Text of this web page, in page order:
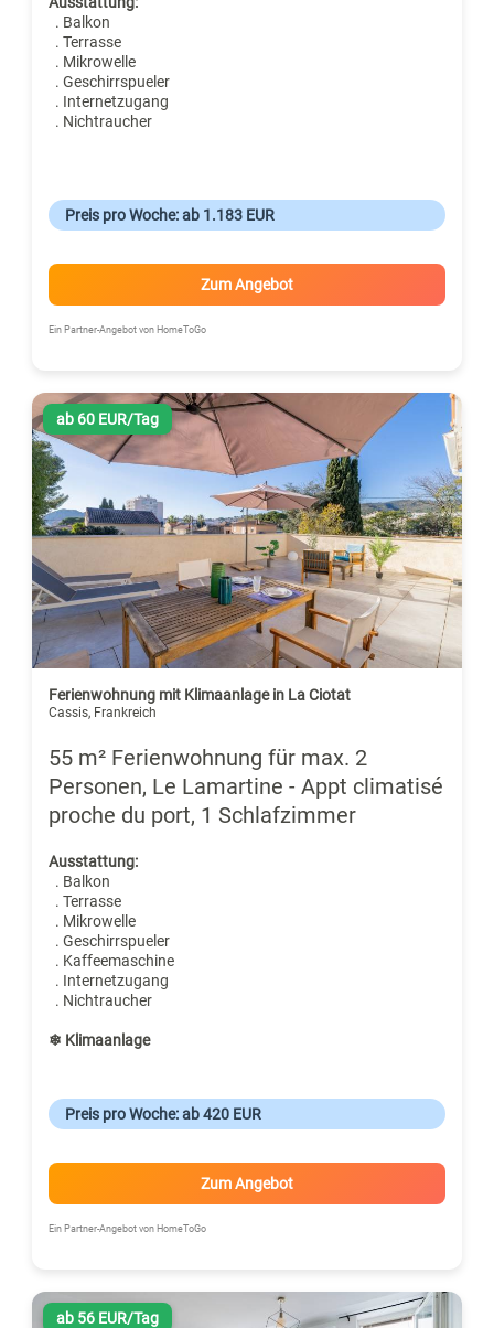
. Balkon
. Terrasse
. Mikrowelle
. Geschirrspueler
. Internetzugang
. Nichtraucher
Preis pro Woche: ab 1.183 EUR
Zum Angebot
Ein Partner-Angebot von HomeToGo
ab 60 EUR/Tag
Ferienwohnung mit Klimaanlage in La Ciotat
Cassis, Frankreich
55 m² Ferienwohnung für max. 2
Personen, Le Lamartine - Appt climatisé
proche du port, 1 Schlafzimmer
Ausstattung:
. Balkon
. Terrasse
. Mikrowelle
. Geschirrspueler
. Kaffeemaschine
. Internetzugang
. Nichtraucher
❄ Klimaanlage
Preis pro Woche: ab 420 EUR
Zum Angebot
Ein Partner-Angebot von HomeToGo
ab 56 EUR/Tag